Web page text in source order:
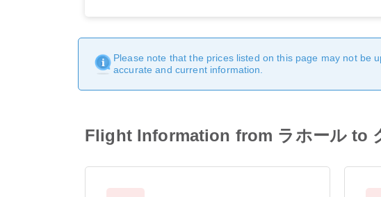
Please note that the prices listed on this page may not be
accurate and current information.
Flight Information from ラホール to